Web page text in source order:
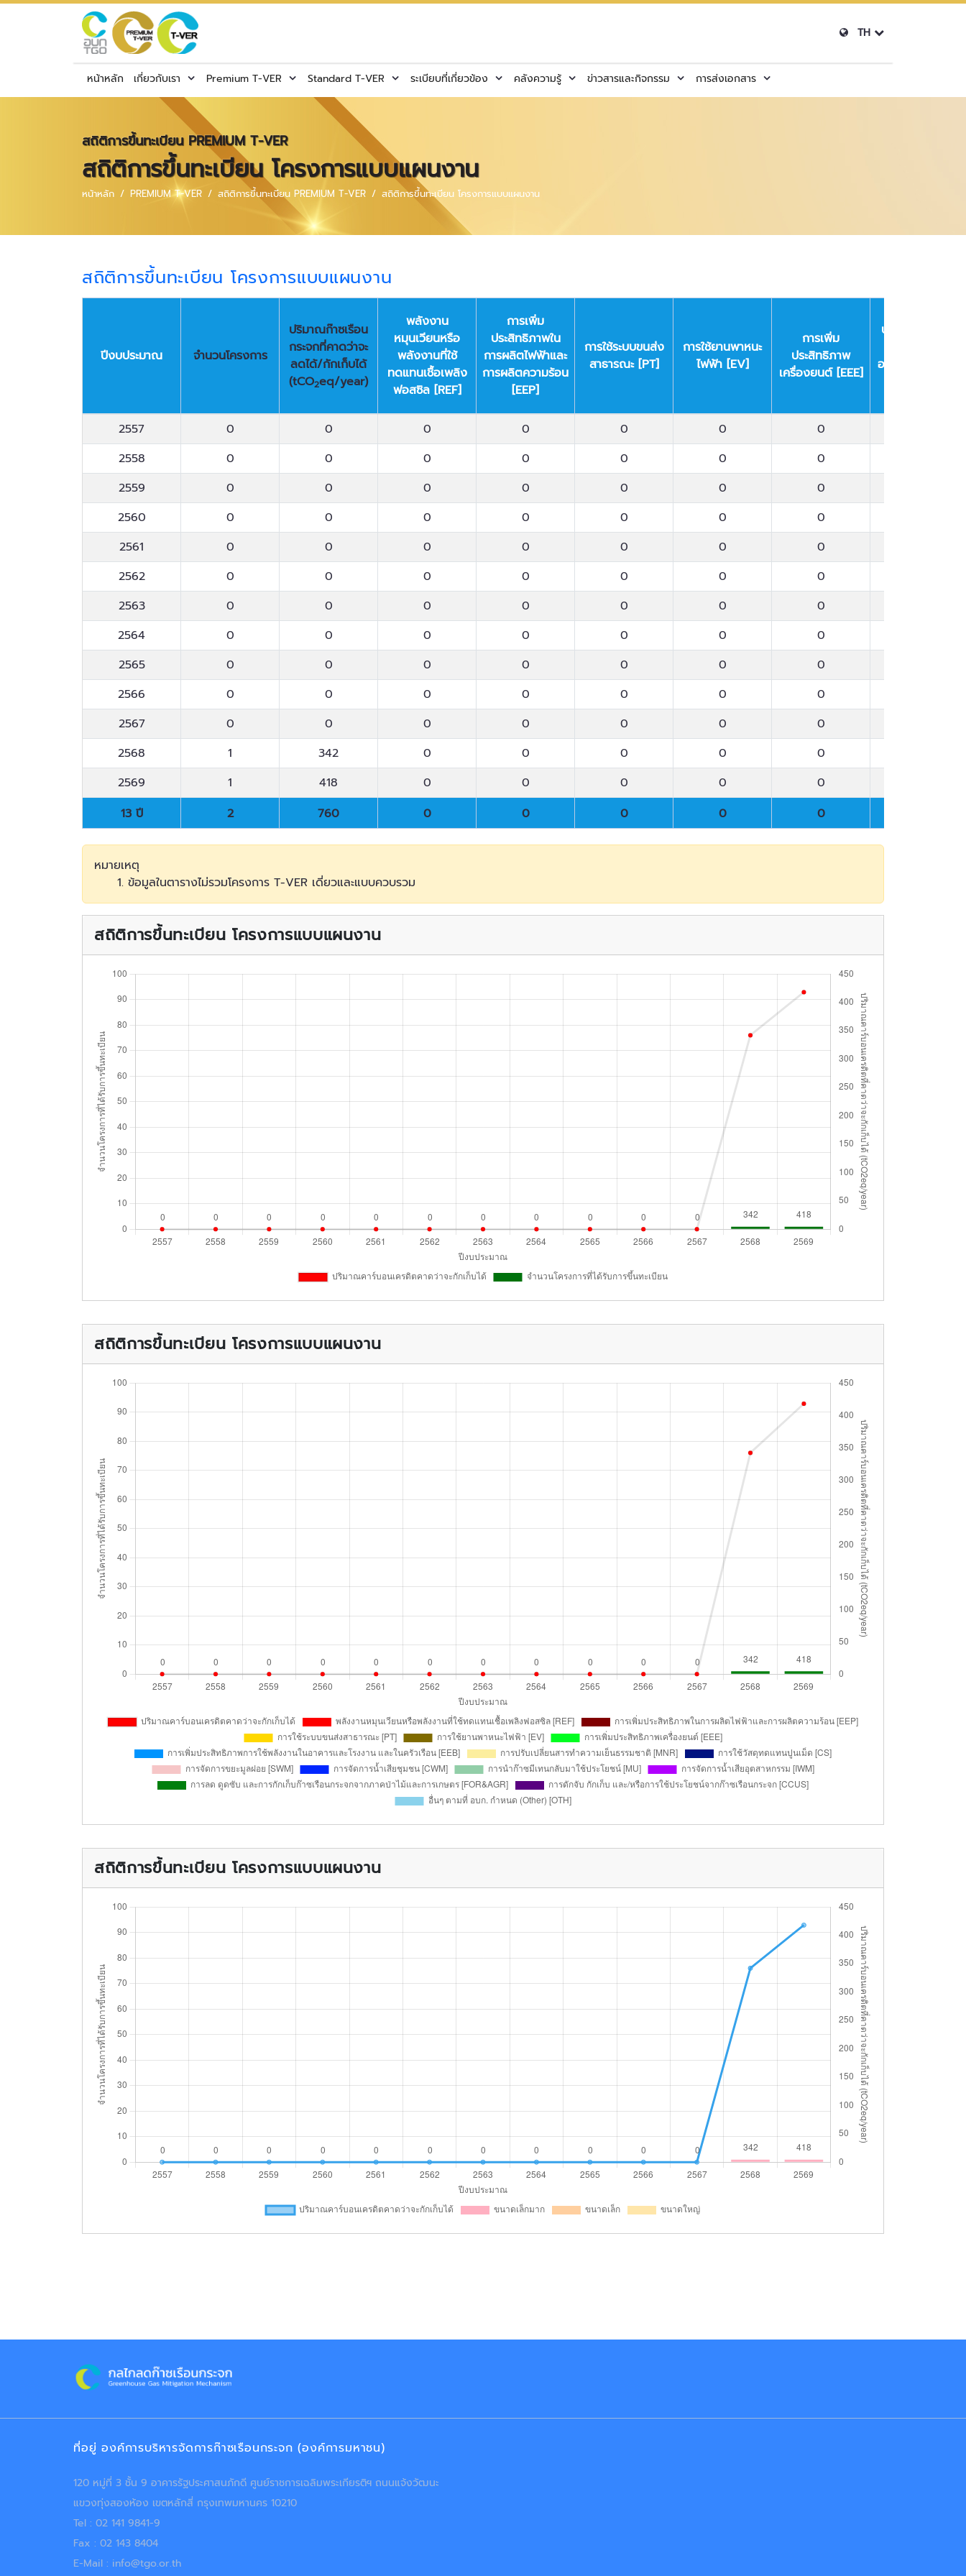
TH
หน้าหลัก เกี่ยวกับเรา Premium T-VER Standard T-VER ระเบียบที่เกี่ยวข้อง คลังความรู้ ข่าวสารและกิจกรรม การส่งเอกสาร
สถิติการขึ้นทะเบียน PREMIUM T-VER
สถิติการขึ้นทะเบียน โครงการแบบแผนงาน
หน้าหลัก PREMIUM T-VER สถิติการขึ้นทะเบียน PREMIUM T-VER สถิติการขึ้นทะเบียน โครงการแบบแผนงาน
สถิติการขึ้นทะเบียน โครงการแบบแผนงาน
ปีงบประมาณ จำนวนโครงการ
ปริมาณก๊าซเรือน
กระจกที่คาดว่าจะ
ลดได้/กักเก็บได้
(tCO2eq/year)
พลังงาน
หมุนเวียนหรือ
พลังงานที่ใช้
ทดแทนเชื้อเพลิง
ฟอสซิล [REF]
การเพิ่ม
ประสิทธิภาพใน
การผลิตไฟฟ้าและ
การผลิตความร้อน
[EEP]
การใช้ระบบขนส่ง
สาธารณะ [PT]
การใช้ยานพาหนะ
ไฟฟ้า [EV]
การเพิ่ม
ประสิทธิภาพ
เครื่องยนต์ [EEE]
ประสิทธิภาพการ
อาคารและโรงงาน
ปีงบประมาณ
จำนวนโครงการ
ปริมาณก๊าซเรือน
กระจกที่คาดว่าจะ
ลดได้/กักเก็บได้
(tCO2eq/year)
พลังงาน
หมุนเวียนหรือ
พลังงานที่ใช้
ทดแทนเชื้อเพลิง
ฟอสซิล [REF]
การเพิ่ม
ประสิทธิภาพใน
การผลิตไฟฟ้าและ
การผลิตความร้อน
[EEP]
การใช้ระบบขนส่ง
สาธารณะ [PT]
การใช้ยานพาหนะ
ไฟฟ้า [EV]
การเพิ่ม
ประสิทธิภาพ
เครื่องยนต์ [EEE]
ประสิทธิภาพการ
อาคารและโรงงาน
13 ปี 2 760 0 0 0 0 0
2557 0 0 0 0 0 0 0
2558
0 0 0 0 0 0 0
2559
0 0 0 0 0 0 0
2560
0 0 0 0 0 0 0
2561
0 0 0 0 0 0 0
2562
0 0 0 0 0 0 0
2563
0 0 0 0 0 0 0
2564
0 0 0 0 0 0 0
2565
0 0 0 0 0 0 0
2566
0 0 0 0 0 0 0
2567
0 0 0 0 0 0 0
2568
1 342 0 0 0 0 0
2569
1 418 0 0 0 0 0
13 ปี
2 760 0 0 0 0 0
หมายเหตุ
1. ข้อมูลในตารางไม่รวมโครงการ T-VER เดี่ยวและแบบควบรวม
สถิติการขึ้นทะเบียน โครงการแบบแผนงาน
สถิติการขึ้นทะเบียน โครงการแบบแผนงาน
สถิติการขึ้นทะเบียน โครงการแบบแผนงาน
ที่อยู่ องค์การบริหารจัดการก๊าซเรือนกระจก (องค์การมหาชน)
120 หมู่ที่ 3 ชั้น 9 อาคารรัฐประศาสนภักดี ศูนย์ราชการเฉลิมพระเกียรติฯ ถนนแจ้งวัฒนะ
แขวงทุ่งสองห้อง เขตหลักสี่ กรุงเทพมหานคร 10210
Tel : 02 141 9841-9
Fax : 02 143 8404
E-Mail : info@tgo.or.th